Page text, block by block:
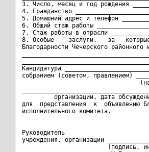
3. Число, месяц и год рождения
4. Гражданство
5. Домашний адрес и телефон
6. Общий стаж работы
7. Стаж работы в отрасли
8. Особые    заслуги,   за
Благодарности Чечерского районного
Кандидатура
собранием (советом, правлением)
организации, дата
для  представления  к  объявлению
Руководитель
учреждения, организации
(подпись,